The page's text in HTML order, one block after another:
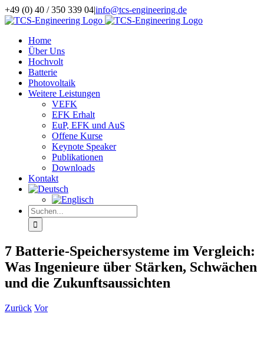
Zum
Inhalt
+49 (0) 40 / 350 339 04|info@tcs-engineering.de
LinkedIn
Home
Über Uns
Hochvolt
Batterie
Photovoltaik
Weitere Leistungen
VEFK
EFK Erhalt
EuP, EFK und AuS
Offene Kurse
Keynote Speaker
Publikationen
Downloads
Kontakt
Suche
nach:
7 Batterie-Speichersysteme im Vergleich:
Was Ingenieure über Stärken, Schwächen
und die Zukunftsaussichten
Zurück Vor